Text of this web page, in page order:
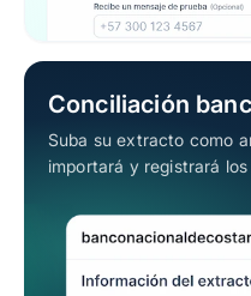
Conciliación
Suba su extracto como
importará y registrará